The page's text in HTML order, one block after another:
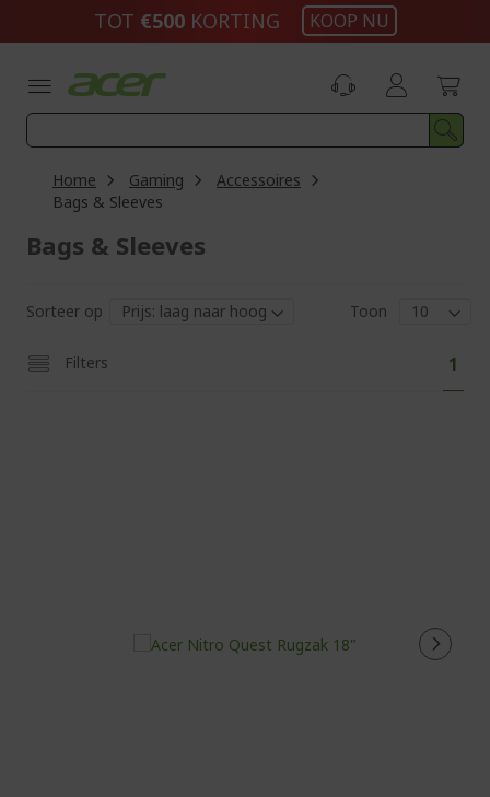
inhoud
TOT €500​KORTING KOOP NU
Home Gaming
Accessoires
Bags & Sleeves
Bags & Sleeves
Sorteer op Toon
Filters
U
lees
1